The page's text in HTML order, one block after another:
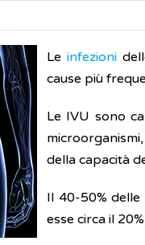
Leinfezioni
cause più
Le IVU sono
della capacità
Il 40-50%
esse circa il